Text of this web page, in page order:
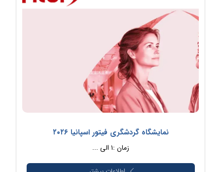
نمایشگاه گردشگری فیتور اسپانیا ۲۰۲۶
زمان :۱ الی ...